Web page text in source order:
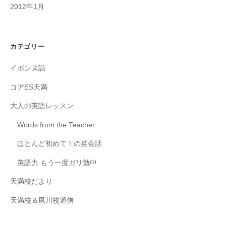
2012年1月
カテゴリー
イボンヌ話
コアES天満
大人の英語レッスン
Words from the Teacher
ほとんど初めて！の英会話
英語力 もう一度ガリ勉中
天満校だより
天満校＆夙川校通信